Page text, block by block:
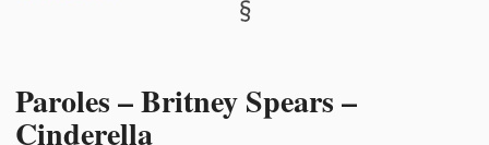
Paroles – Britney Spears –
Cinderella